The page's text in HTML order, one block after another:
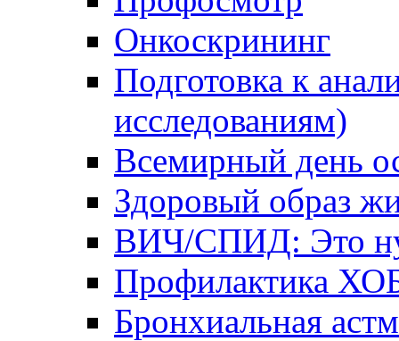
Онкоскрининг
Подготовка к
исследованиям)
Всемирный день
Здоровый образ
ВИЧ/СПИД: Это
Профилактика
Бронхиальная